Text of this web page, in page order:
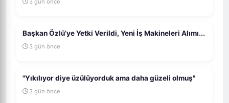
Başkan Özlü’ye Yetki Verildi, Yeni İş Makineleri Alımı...
3 gün önce
"Yıkılıyor diye üzülüyorduk ama daha güzeli olmuş"
3 gün önce